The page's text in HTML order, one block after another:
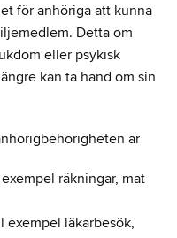
för anhöriga att kunna
Detta om
eller psykisk
kan ta hand om sin
är
räkningar, mat
exempel läkarbesök,